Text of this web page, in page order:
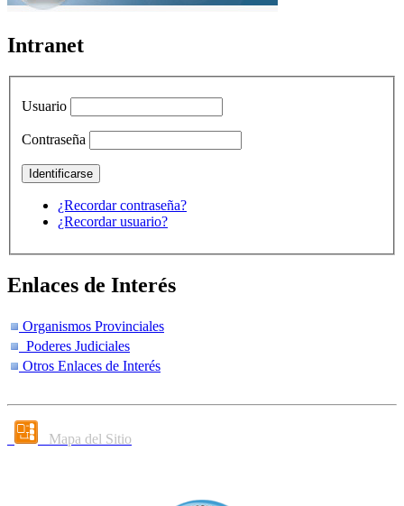
Intranet
Usuario
Contraseña
¿Recordar contraseña?
¿Recordar usuario?
Enlaces de Interés
Organismos Provinciales
Poderes Judiciales
Otros Enlaces de Interés
Mapa del Sitio